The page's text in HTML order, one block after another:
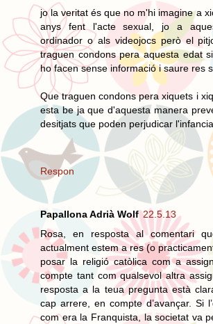
jo la veritat és que no m'hi imagine a
anys fent l'acte sexual, jo a
ordinador o als videojocs però el
traguen condons pera aquesta edat
ho facen sense informació i saure res
Que traguen condons pera xiquets i
esta be ja que d'aquesta manera
desitjats que poden perjudicar
Respon
Papallona Adrià Wolf 22.5.13
Rosa, en resposta al comentari
actualment estem a res (o
posar la religió catòlica com a
compte tant com qualsevol altra
resposta a la teua pregunta està
cap arrere, en compte d’avançar. Si
com era la Franquista, la societat va